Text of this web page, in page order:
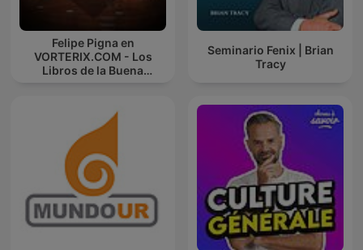
Felipe Pigna en
VORTERIX.COM - Los
Libros de la Buena
Seminario Fenix | Brian
Tracy